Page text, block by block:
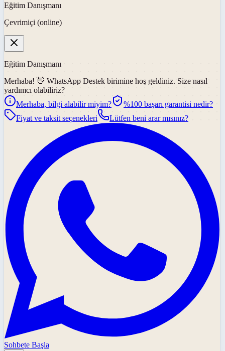
Eğitim Danışmanı
Çevrimiçi (online)
Eğitim Danışmanı
Merhaba! 👋 WhatsApp Destek birimine hoş geldiniz. Size nasıl
yardımcı olabiliriz?
Merhaba, bilgi alabilir miyim?
%100 başarı garantisi nedir?
Fiyat ve taksit seçenekleri
Lütfen beni arar mısınız?
Sohbete Başla